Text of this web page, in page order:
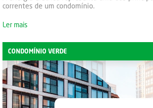
correntes de um condomínio.
Ler mais
CONDOMÍNIO VERDE